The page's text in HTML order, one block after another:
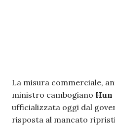
La misura commerciale,
ministro cambogiano Hun
ufficializzata oggi dal
risposta al mancato